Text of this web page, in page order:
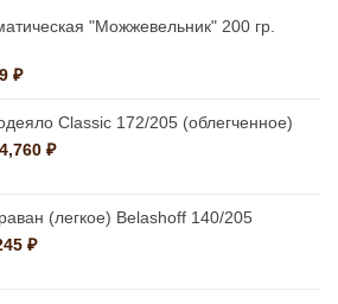
"Можжевельник" 200 гр.
₽.
₽Текущая
749 ₽.Classic 172/205 (облегченное)
₽.
₽Текущая
(легкое) Belashoff 140/205
₽Текущая